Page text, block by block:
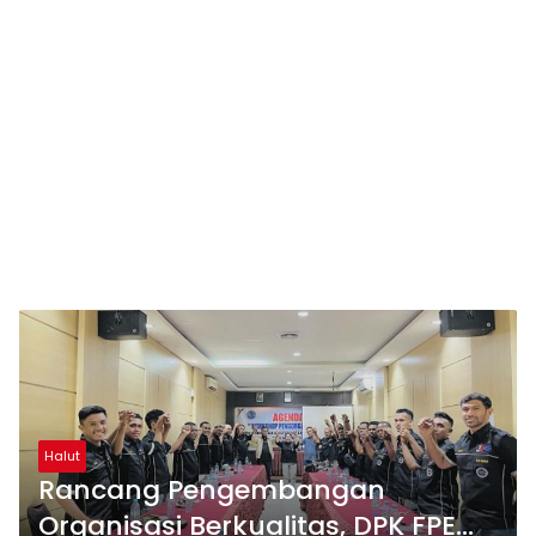
Halut
Rancang Pengembangan
Organisasi Berkualitas, DPK FPE